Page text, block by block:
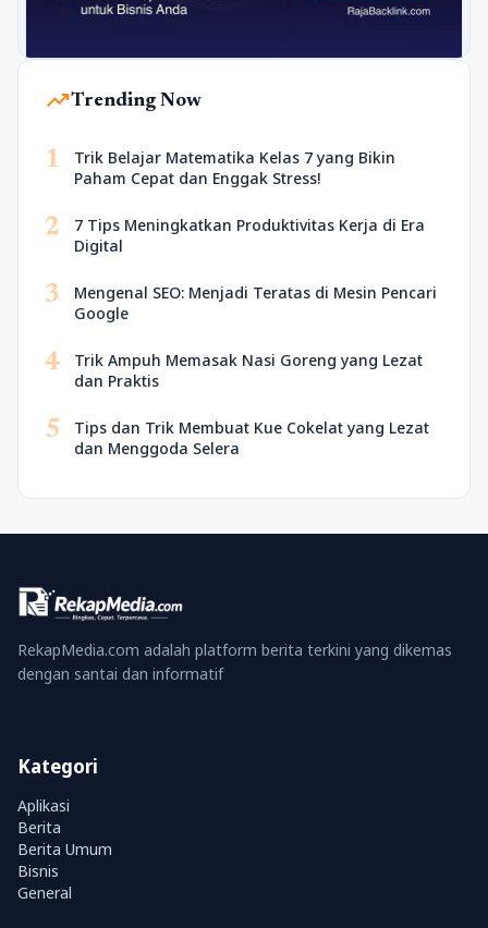
trending_upTrending Now
1
Trik Belajar Matematika Kelas 7 yang Bikin
Paham Cepat dan Enggak Stress!
2
7 Tips Meningkatkan Produktivitas Kerja di Era
Digital
3
Mengenal SEO: Menjadi Teratas di Mesin Pencari
Google
4
Trik Ampuh Memasak Nasi Goreng yang Lezat
dan Praktis
5
Tips dan Trik Membuat Kue Cokelat yang Lezat
dan Menggoda Selera
RekapMedia.com adalah platform berita terkini yang dikemas
dengan santai dan informatif
Kategori
Aplikasi
Berita
Berita Umum
Bisnis
General